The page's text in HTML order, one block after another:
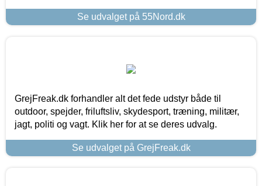
Se udvalget på 55Nord.dk
GrejFreak.dk forhandler alt det fede udstyr både til
outdoor, spejder, friluftsliv, skydesport, træning, militær,
jagt, politi og vagt. Klik her for at se deres udvalg.
Se udvalget på GrejFreak.dk